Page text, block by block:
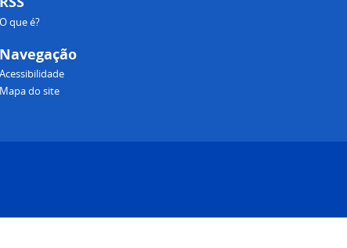
O que é?
Navegação
Acessibilidade
Mapa do site